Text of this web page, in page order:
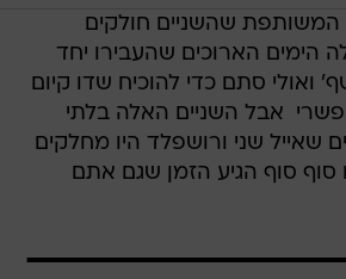
המשותפת שהשניים חולקים
הימים הארוכים שהעבירו יחד
ואולי סתם כדי להוכיח שדו קיום
 אבל השניים האלה בלתי
שאייל שני ורושפלד היו מחלקים
סוף סוף הגיע הזמן שגם אתם